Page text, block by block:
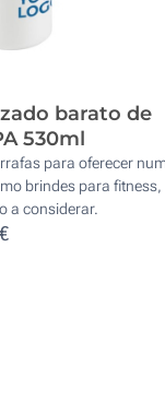
barato de
530ml
para oferecer
brindes para fitness,
a considerar.